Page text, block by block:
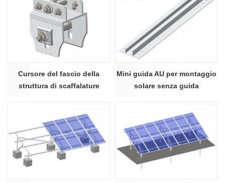
Cursore del fascio della
struttura di scaffalature
Mini guida AU per montaggio
solare senza guida